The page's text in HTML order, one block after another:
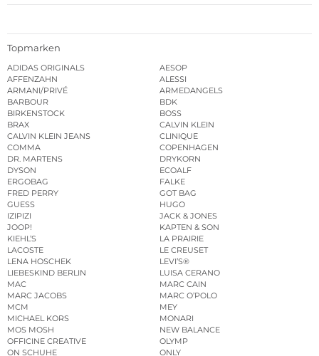
Topmarken
ADIDAS ORIGINALS
AESOP
AFFENZAHN
ALESSI
ARMANI/PRIVÉ
ARMEDANGELS
BARBOUR
BDK
BIRKENSTOCK
BOSS
BRAX
CALVIN KLEIN
CALVIN KLEIN JEANS
CLINIQUE
COMMA
COPENHAGEN
DR. MARTENS
DRYKORN
DYSON
ECOALF
ERGOBAG
FALKE
FRED PERRY
GOT BAG
GUESS
HUGO
IZIPIZI
JACK & JONES
JOOP!
KAPTEN & SON
KIEHL’S
LA PRAIRIE
LACOSTE
LE CREUSET
LENA HOSCHEK
LEVI’S®
LIEBESKIND BERLIN
LUISA CERANO
MAC
MARC CAIN
MARC JACOBS
MARC O’POLO
MCM
MEY
MICHAEL KORS
MONARI
MOS MOSH
NEW BALANCE
OFFICINE CREATIVE
OLYMP
ON SCHUHE
ONLY